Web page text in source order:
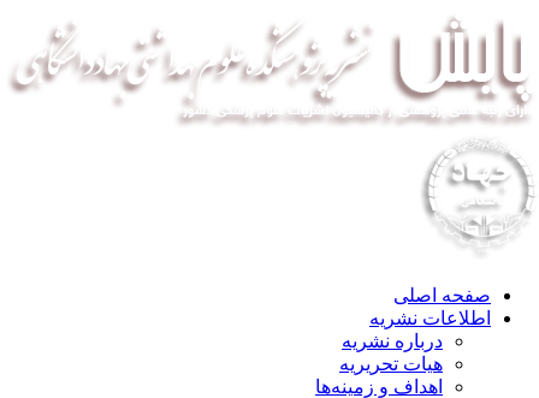
صفحه اصلی
اطلاعات نشریه
درباره نشریه
هیات تحریریه
اهداف و زمینه‌ها